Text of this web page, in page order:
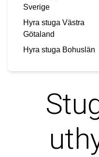
Sverige
Hyra stuga Västra
Götaland
Hyra stuga Bohuslän